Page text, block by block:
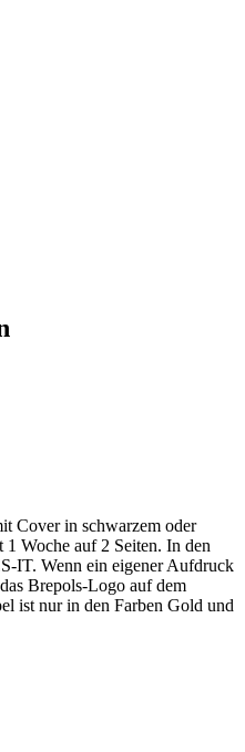
Cover in schwarzem oder
Woche auf 2 Seiten. In den
IT. Wenn ein eigener Aufdruck
Brepols-Logo auf dem
ist nur in den Farben Gold und